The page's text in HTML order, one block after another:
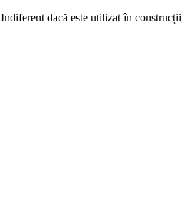
dacă este utilizat în